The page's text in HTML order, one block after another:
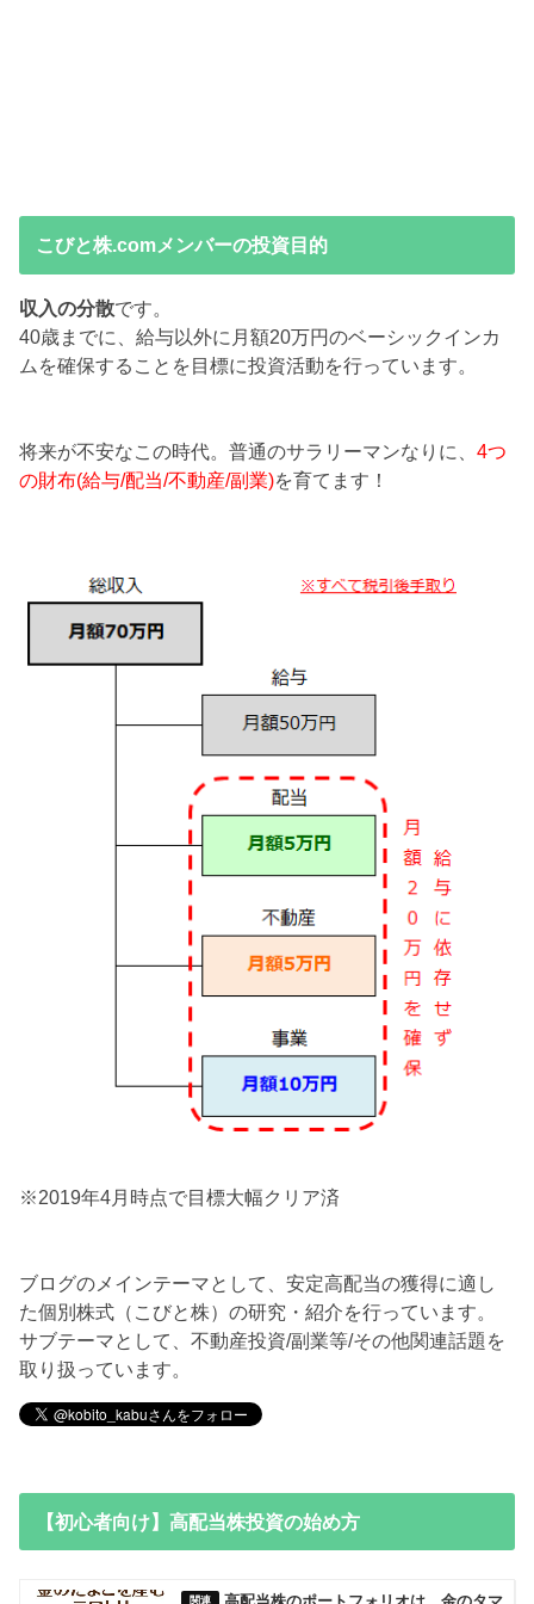
こびと株.comメンバーの投資目的
収入の分散です。
40歳までに、給与以外に月額20万円のベーシックインカ
ムを確保することを目標に投資活動を行っています。
将来が不安なこの時代。普通のサラリーマンなりに、4つ
の財布(給与/配当/不動産/副業)を育てます！
※2019年4月時点で目標大幅クリア済
ブログのメインテーマとして、安定高配当の獲得に適し
た個別株式（こびと株）の研究・紹介を行っています。
サブテーマとして、不動産投資/副業等/その他関連話題を
取り扱っています。
【初心者向け】高配当株投資の始め方